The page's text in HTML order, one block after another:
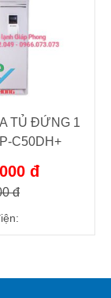
TỦ ĐỨNG 1
C50DH+
đ
đ